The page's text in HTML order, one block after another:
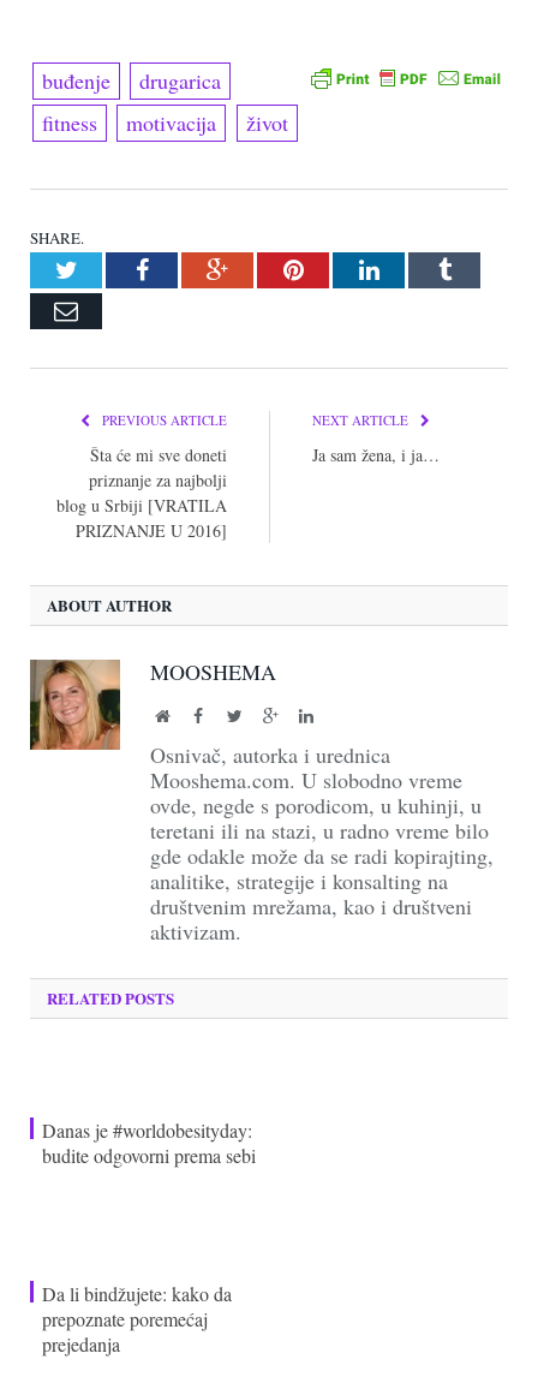
buđenje
drugarica
fitness
motivacija život
SHARE.
TwitterFacebookGoogle+PinterestLinkedInTumblr
Email
PREVIOUS ARTICLE
Šta će mi sve doneti
priznanje za najbolji
blog u Srbiji [VRATILA
PRIZNANJE U 2016]
NEXT ARTICLE
Ja sam žena, i ja…
ABOUT AUTHOR
MOOSHEMA
WebsiteFacebook
TwitterGoogle+LinkedIn
Osnivač, autorka i urednica
Mooshema.com. U slobodno vreme
ovde, negde s porodicom, u kuhinji, u
teretani ili na stazi, u radno vreme bilo
gde odakle može da se radi kopirajting,
analitike, strategije i konsalting na
društvenim mrežama, kao i društveni
aktivizam.
RELATED POSTS
Danas je #worldobesityday:
budite odgovorni prema sebi
Da li bindžujete: kako da
prepoznate poremećaj
prejedanja